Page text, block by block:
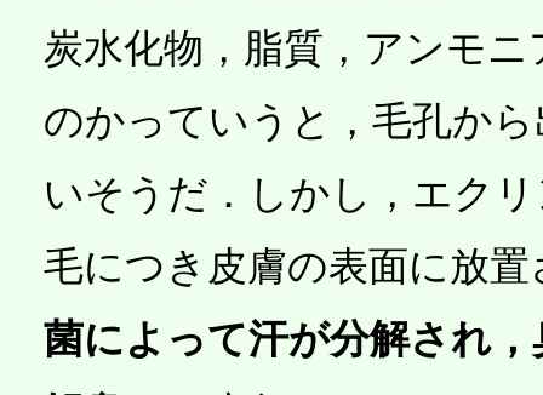
炭水化物，脂質，アンモ
のかっていうと，毛孔か
いそうだ．しかし，エク
毛につき皮膚の表面に放
菌によって汗が分解され